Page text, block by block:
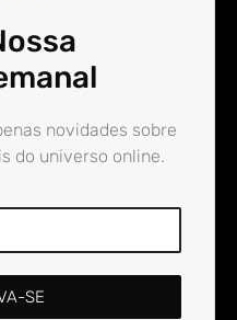
novidades sobre
do universo online.
SE